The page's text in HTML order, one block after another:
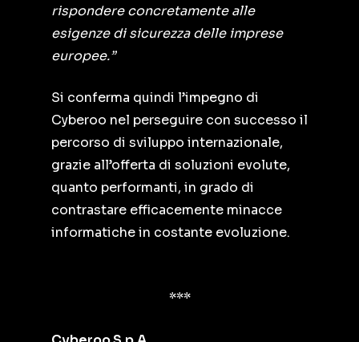
rispondere concretamente alle
esigenze di sicurezza delle imprese
europee.”
Si conferma quindi l’impegno di
Cyberoo nel perseguire con successo il
percorso di sviluppo internazionale,
grazie all’offerta di soluzioni evolute,
quanto performanti, in grado di
contrastare efficacemente minacce
informatiche in costante evoluzione.
***